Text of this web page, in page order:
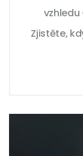
Zjistěte,